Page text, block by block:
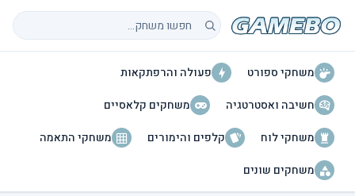
חיפוש משחקים
משחקי ספורט
פעולה והרפתקאות
חשיבה ואסטרטגיה
משחקים קלאסיים
משחקי לוח
קלפים והימורים
משחקי התאמה
משחקים שונים